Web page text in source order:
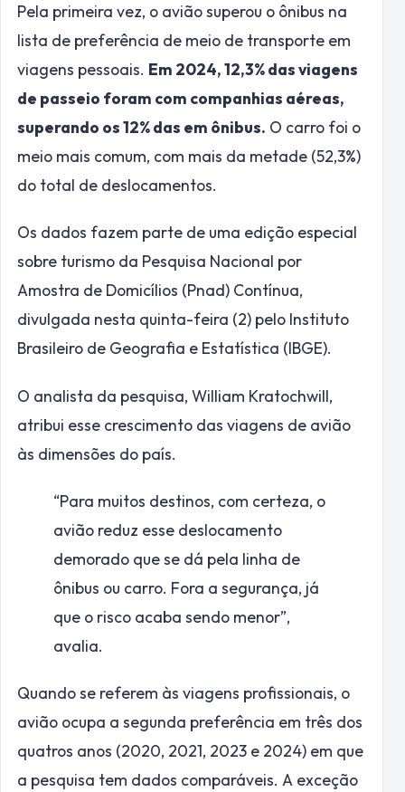
Pela primeira vez, o avião superou o ônibus na
lista de preferência de meio de transporte em
viagens pessoais. Em 2024, 12,3% das viagens
de passeio foram com companhias aéreas,
superando os 12% das em ônibus. O carro foi o
meio mais comum, com mais da metade (52,3%)
do total de deslocamentos.
Os dados fazem parte de uma edição especial
sobre turismo da Pesquisa Nacional por
Amostra de Domicílios (Pnad) Contínua,
divulgada nesta quinta-feira (2) pelo Instituto
Brasileiro de Geografia e Estatística (IBGE).
O analista da pesquisa, William Kratochwill,
atribui esse crescimento das viagens de avião
às dimensões do país.
“Para muitos destinos, com certeza, o
avião reduz esse deslocamento
demorado que se dá pela linha de
ônibus ou carro. Fora a segurança, já
que o risco acaba sendo menor”,
avalia.
Quando se referem às viagens profissionais, o
avião ocupa a segunda preferência em três dos
quatros anos (2020, 2021, 2023 e 2024) em que
a pesquisa tem dados comparáveis. A exceção